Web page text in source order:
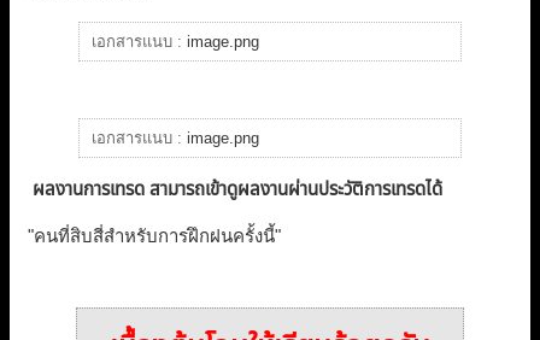
เอกสารแนบ : image.png
เอกสารแนบ : image.png
ผลงานการเทรด สามารถเข้าดูผลงานผ่านประวัติการเทรดได้
"คนที่สิบสี่สำหรับการฝึกฝนครั้งนี้"